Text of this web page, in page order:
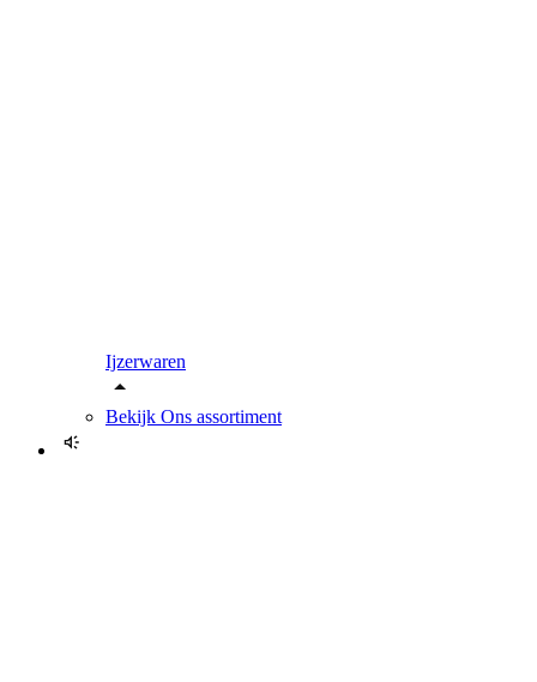
Ijzerwaren
Bekijk Ons assortiment